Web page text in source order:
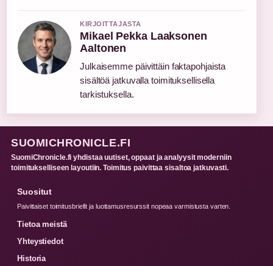
KIRJOITTAJASTA
Mikael Pekka Laaksonen
Aaltonen
Julkaisemme päivittäin faktapohjaista
sisältöä jatkuvalla toimituksellisella
tarkistuksella.
SUOMICHRONICLE.FI
SuomiChronicle.fi yhdistaa uutiset, oppaat ja analyysit moderniin
toimitukselliseen layoutiin. Toimitus paivittaa sisaltoa jatkuvasti.
Suositut
Paivittaiset toimitusbriefit ja luottamusresurssit nopeaa varmistusta varten.
Tietoa meistä
Yhteystiedot
Historia